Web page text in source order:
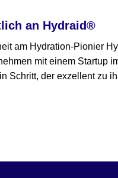
an Hydraid®
am Hydration-Pionier
mit einem Startup
Schritt, der exzellent zu